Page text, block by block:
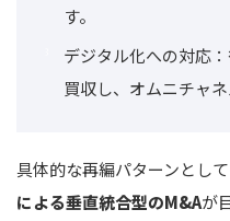
す。
デジタル化への対応
買収し、オムニチャ
具体的な再編パターンとして
による垂直統合型のM&Aが